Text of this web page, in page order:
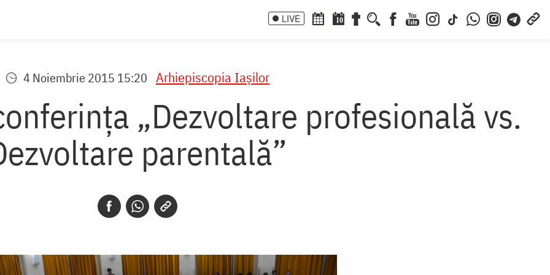
LIVE 10
4 Noiembrie 2015 15:20 Arhiepiscopia Iaşilor
„Dezvoltare profesională vs.
parentală”